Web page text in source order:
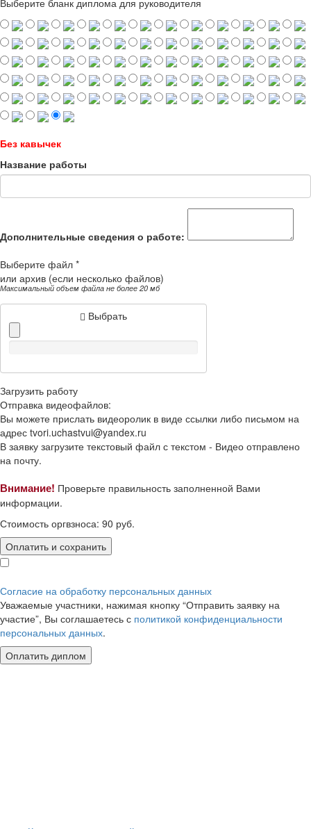
Без кавычек
Название работы
Дополнительные сведения о работе:
Выберите файл *
или архив (если несколько файлов)
Максимальный объем файла не более 20 мб
Выбрать
Загрузить работу
Отправка видеофайлов:
Вы можете прислать видеоролик в виде ссылки либо письмом на
адрес tvori.uchastvui@yandex.ru
В заявку загрузите текстовый файл с текстом - Видео отправлено
на почту.
Внимание! Проверьте правильность заполненной Вами
информации.
Стоимость оргвзноса: 90 руб.
Оплатить и сохранить
Согласие на обработку персональных данных
Уважаемые участники, нажимая кнопку “Отправить заявку на
участие”, Вы соглашаетесь с политикой конфиденциальности
персональных данных.